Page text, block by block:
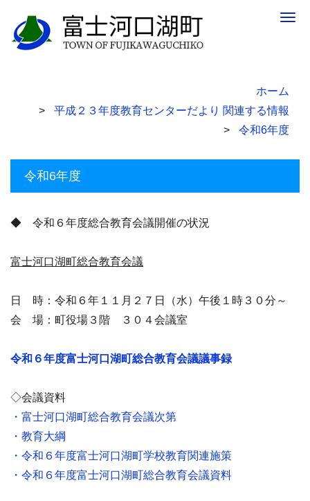
ホーム
平成２３年度教育センターだより 関連する情報
令和6年度
令和6年度
◆ 令和６年度総合教育会議開催の状況
富士河口湖町総合教育会議
日 時：令和６年１１月２７日（水）午後１時３０分～
会 場：町役場３階 ３０４会議室
令和６年度富士河口湖町総合教育会議議事録
◇会議資料
・富士河口湖町総合教育会議次第
・教育大綱
・令和６年度富士河口湖町学校教育関連施策
・令和６年度富士河口湖町総合教育会議資料